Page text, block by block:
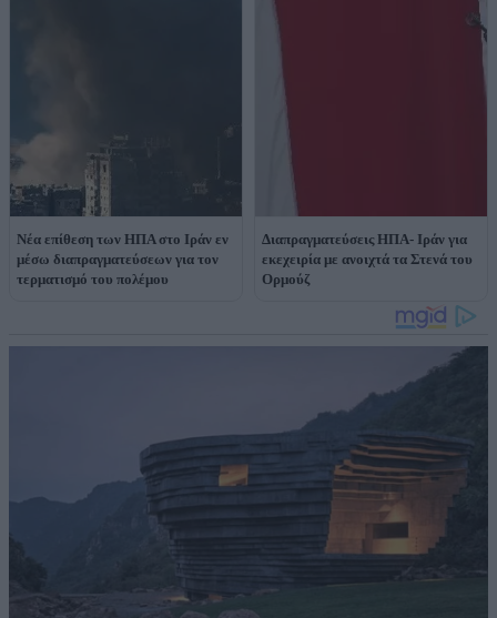
Νέα επίθεση των ΗΠΑ στο Ιράν εν
μέσω διαπραγματεύσεων για τον
τερματισμό του πολέμου
Διαπραγματεύσεις ΗΠΑ- Ιράν για
εκεχειρία με ανοιχτά τα Στενά του
Ορμούζ